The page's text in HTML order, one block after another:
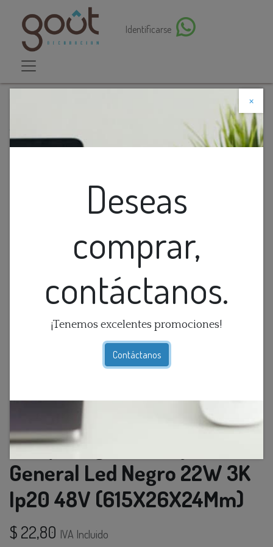
Identificarse
×
Deseas
comprar,
contáctanos.
¡Tenemos excelentes promociones!
Contáctanos
Descuento web
Lamp. Magnetica Fija Luz General Led Negro 22W 3K
Lamp. Magnetica Fija Luz
General Led Negro 22W 3K
Ip20 48V (615X26X24Mm)
$ 22,80 IVA Incluido